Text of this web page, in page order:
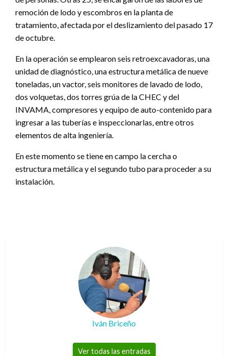
remoción de lodo y escombros en la planta de
tratamiento, afectada por el deslizamiento del pasado 17
de octubre.
En la operación se emplearon seis retroexcavadoras, una
unidad de diagnóstico, una estructura metálica de nueve
toneladas, un vactor, seis monitores de lavado de lodo,
dos volquetas, dos torres grúa de la CHEC y del
INVAMA, compresores y equipo de auto-contenido para
ingresar a las tuberías e inspeccionarlas, entre otros
elementos de alta ingeniería.
En este momento se tiene en campo la cercha o
estructura metálica y el segundo tubo para proceder a su
instalación.
Iván Briceño
Ver todas las entradas